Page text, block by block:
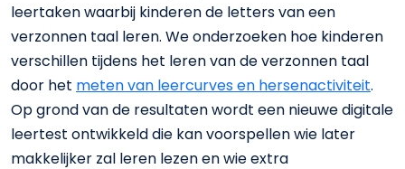
leertaken waarbij kinderen de letters van een
verzonnen taal leren. We onderzoeken hoe kinderen
verschillen tijdens het leren van de verzonnen taal
door het meten van leercurves en hersenactiviteit.
Op grond van de resultaten wordt een nieuwe digitale
leertest ontwikkeld die kan voorspellen wie later
makkelijker zal leren lezen en wie extra